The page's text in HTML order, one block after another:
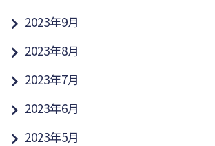
2023年9月
2023年8月
2023年7月
2023年6月
2023年5月